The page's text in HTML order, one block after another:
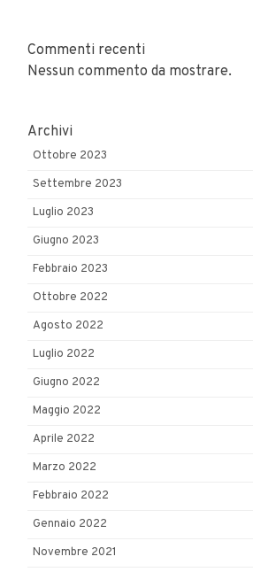
Commenti recenti
Nessun commento da mostrare.
Archivi
Ottobre 2023
Settembre 2023
Luglio 2023
Giugno 2023
Febbraio 2023
Ottobre 2022
Agosto 2022
Luglio 2022
Giugno 2022
Maggio 2022
Aprile 2022
Marzo 2022
Febbraio 2022
Gennaio 2022
Novembre 2021